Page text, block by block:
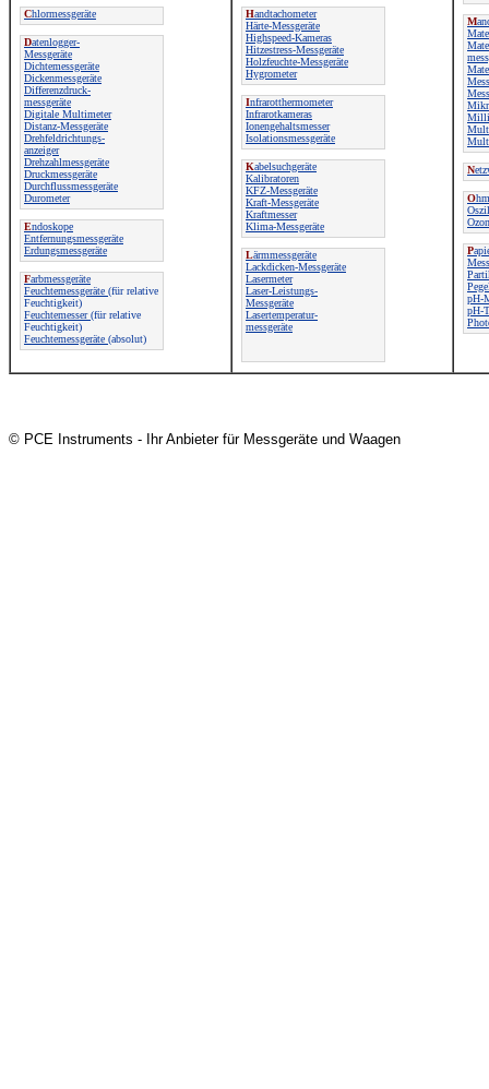
Chlormessgeräte
Datenlogger-
Messgeräte
Dichtemessgeräte
Dickenmessgeräte
Differenzdruck-
messgeräte
Digitale Multimeter
Distanz-Messgeräte
Drehfeldrichtungs-
anzeiger
Drehzahlmessgeräte
Druckmessgeräte
Durchflussmessgeräte
Durometer
Endoskope
Entfernungsmessgeräte
Erdungsmessgeräte
Farbmessgeräte
Feuchtemessgeräte (für relative
Feuchtigkeit)
Feuchtemesser(für relative
Feuchtigkeit)
Feuchtemessgeräte (absolut)
Handtachometer
Härte-Messgeräte
Highspeed-Kameras
Hitzestress-Messgeräte
Holzfeuchte-Messgeräte
Hygrometer
Infrarotthermometer
Infrarotkameras
Ionengehaltsmesser
Isolationsmessgeräte
Kabelsuchgeräte
Kalibratoren
KFZ-Messgeräte
Kraft-Messgeräte
Kraftmesser
Klima-Messgeräte
Lärmmessgeräte
Lackdicken-Messgeräte
Lasermeter
Laser-Leistungs-
Messgeräte
Lasertemperatur-
messgeräte
M
N
O
P
pH-
pH-
© PCE Instruments - Ihr Anbieter für Messgeräte und Waagen